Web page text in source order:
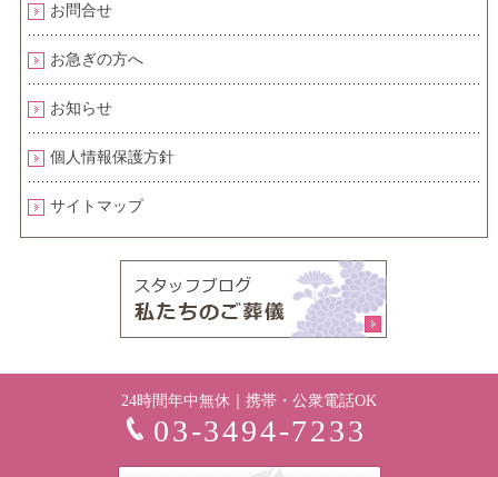
お問合せ
お急ぎの方へ
お知らせ
個人情報保護方針
サイトマップ
24時間年中無休｜携帯・公衆電話OK
03-3494-7233